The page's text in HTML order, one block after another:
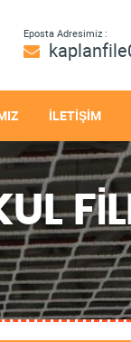
Eposta Adresimiz :
İLETİŞİM